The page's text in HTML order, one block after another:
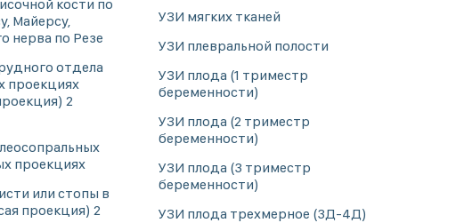
кости по
Майерсу,
нерва по Резе
отдела
проекциях
2
проекциях
или стопы в
проекция) 2
УЗИ мягких тканей
УЗИ плевральной полости
УЗИ плода (1 триместр
беременности)
УЗИ плода (2 триместр
беременности)
УЗИ плода (3 триместр
беременности)
УЗИ плода трехмерное (3Д-4Д)